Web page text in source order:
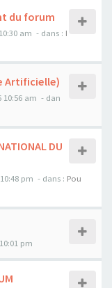
du forum
am - dans : I
Artificielle)
10:56 am - dan
DU
pm - dans : Pou
pm